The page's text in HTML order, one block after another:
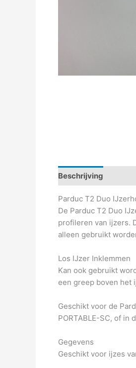
Beschrijving
Parduc T2 Duo
De Parduc T2 Duo
profileren van ijzers.
alleen gebruikt
Los IJzer Inklemmen
Kan ook gebruikt
een greep boven het
Geschikt voor de
PORTABLE-SC, of in
Gegevens
Geschikt voor ijzes